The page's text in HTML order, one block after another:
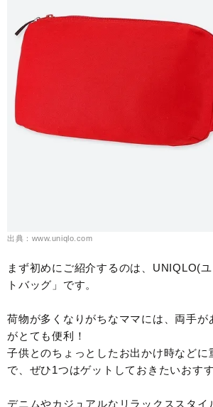
出典：www.uniqlo.com
まず初めにご紹介するのは、UNIQLO(
トバッグ」です。
荷物が多くなりがちなママには、両手が
がとても便利！
子供とのちょっとしたお出かけ時などに
で、ぜひ1つはゲットしておきたいおす
デニムやカジュアルなリラックススタイ